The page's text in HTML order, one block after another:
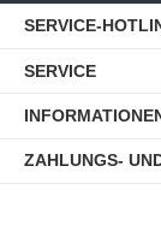
SERVICE-
SERVICE
ZAHLUNGS-